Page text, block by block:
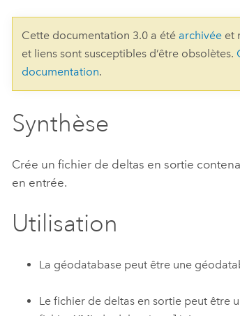
Cette documentation 3.0 a été archivée et
et liens sont susceptibles d’être obsolètes.
documentation.
Synthèse
Crée un fichier de deltas en sortie
en entrée.
Utilisation
La géodatabase peut être une
Le fichier de deltas en sortie peut être